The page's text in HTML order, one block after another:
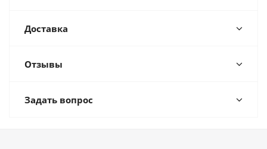
Доставка
Отзывы
Задать вопрос